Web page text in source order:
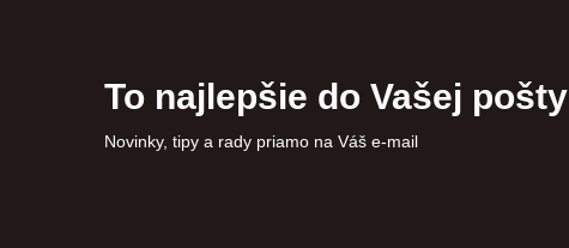
To najlepšie do Vašej pošty
Novinky, tipy a rady priamo na Váš e-mail